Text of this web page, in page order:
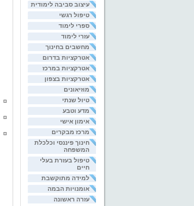
עיצוב סביבה לימודית
טיפול רגשי
ספרי לימוד
עזרי לימוד
מחשבים בחינוך
אטרקציות בדרום
אטרקציות במרכז
אטרקציות בצפון
מוזיאונים
טיול שנתי
מדע וטבע
אימון אישי
מרכז מבקרים
חינוך פיננסי וכלכלת
המשפחה
טיפול בעזרת בעלי
חיים
למידה מתוקשבת
אומנויות הבמה
עזרה ראשונה